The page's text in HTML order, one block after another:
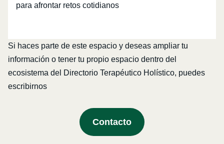
para afrontar retos cotidianos
Si haces parte de este espacio y deseas ampliar tu
información o tener tu propio espacio dentro del
ecosistema del Directorio Terapéutico Holístico, puedes
escribirnos
Contacto